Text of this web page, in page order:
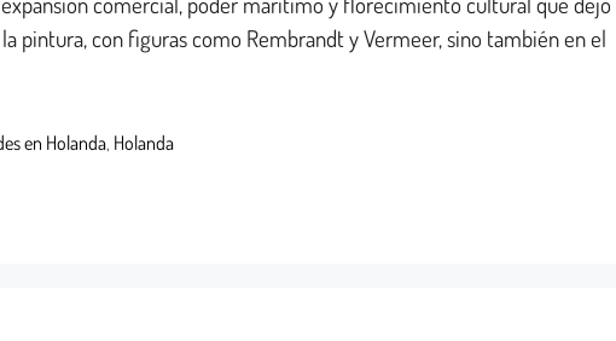
pintura, con figuras como Rembrandt y Vermeer, sino también en el
en Holanda, Holanda